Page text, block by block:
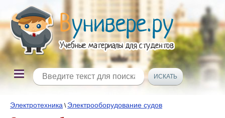
Электротехника \ Электрооборудование судов